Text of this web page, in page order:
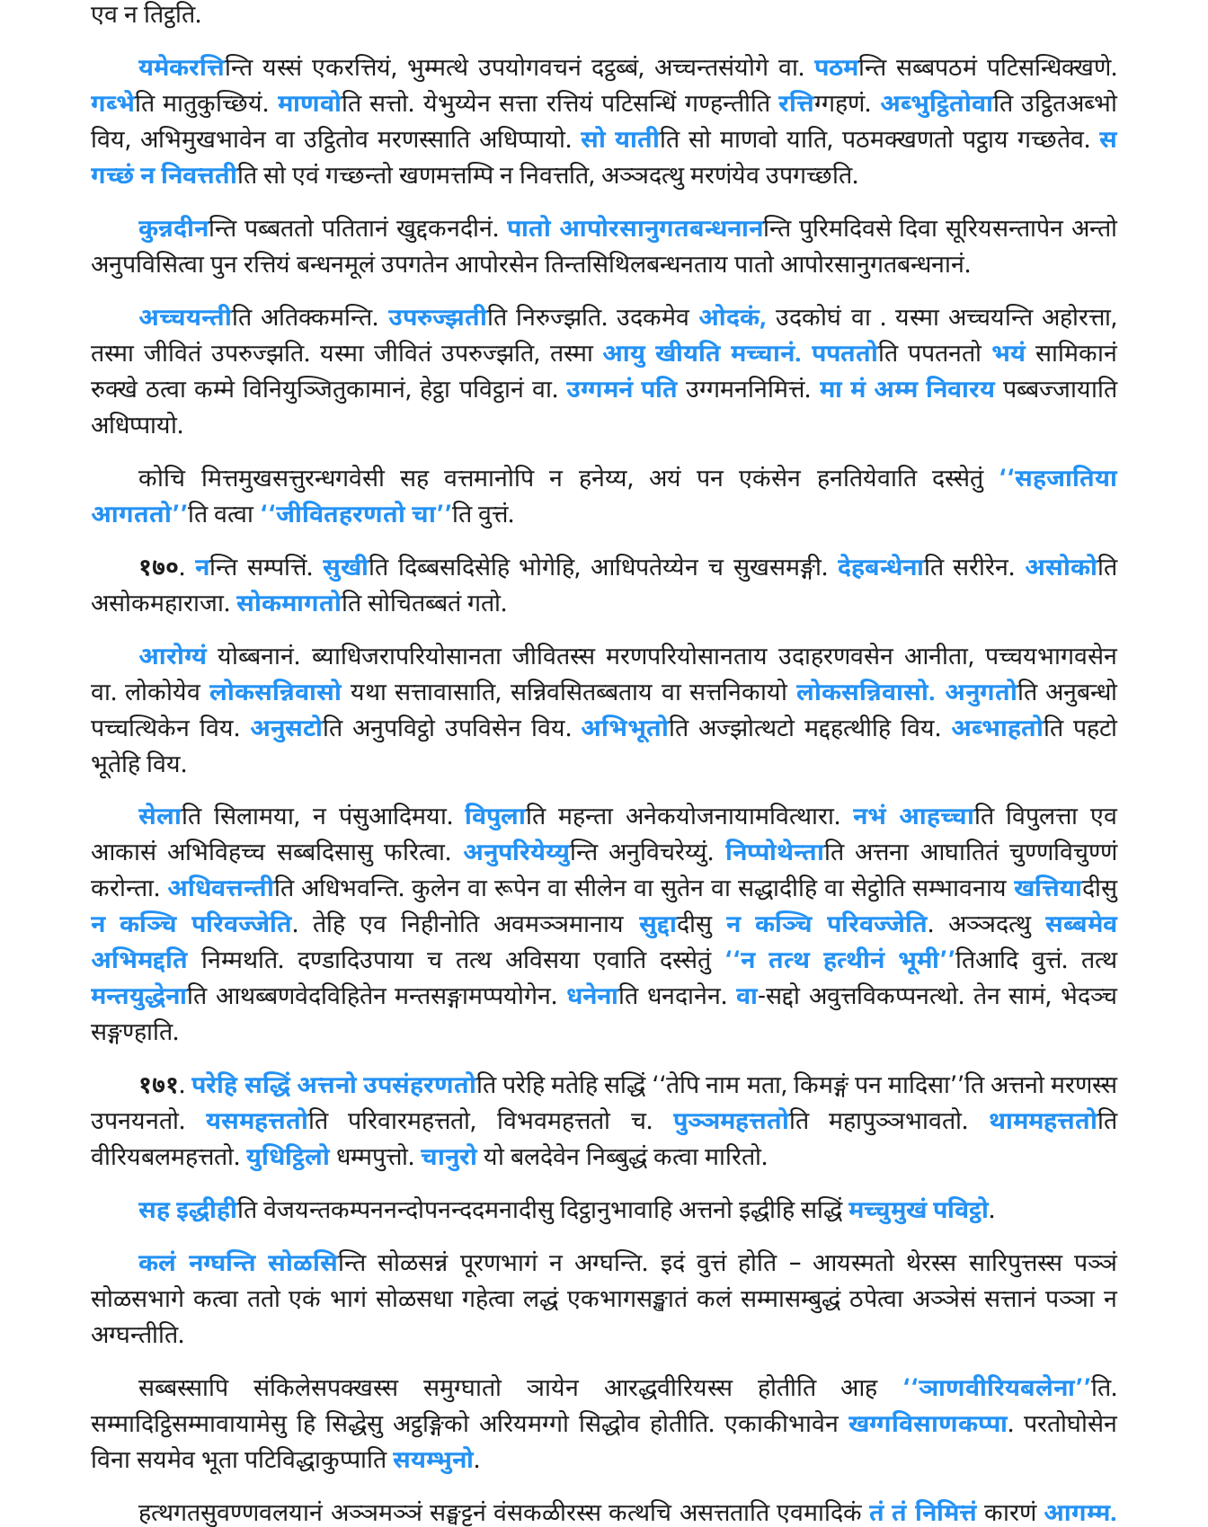
एव न तिट्ठति.
यमेकरत्तिन्ति यस्सं एकरत्तियं, भुम्मत्थे उपयोगवचनं दट्ठब्बं, अच्चन्तसंयोगे वा.पठमन्ति सब्बपठमं पटिसन्धिक्खणे.
गब्भेति मातुकुच्छियं. माणवोति सत्तो. येभुय्येन सत्ता रत्तियं पटिसन्धिं गण्हन्तीतिरत्तिग्गहणं. अब्भुट्ठितोवाति उट्ठितअब्भो
विय, अभिमुखभावेन वा उट्ठितोव मरणस्साति अधिप्पायो. सो यातीति सो माणवो याति, पठमक्खणतो पट्ठाय गच्छतेव.स
गच्छं न निवत्ततीति सो एवं गच्छन्तो खणमत्तम्पि न निवत्तति, अञ्ञदत्थु मरणंयेव उपगच्छति.
कुन्नदीनन्ति पब्बततो पतितानं खुद्दकनदीनं. पातो आपोरसानुगतबन्धनानन्ति पुरिमदिवसे दिवा सूरियसन्तापेन अन्तो
अनुपविसित्वा पुन रत्तियं बन्धनमूलं उपगतेन आपोरसेन तिन्तसिथिलबन्धनताय पातो आपोरसानुगतबन्धनानं.
अच्चयन्तीति अतिक्कमन्ति. उपरुज्झतीति निरुज्झति. उदकमेव ओदकं, उदकोघं वा . यस्मा अच्चयन्ति अहोरत्ता,
तस्मा जीवितं उपरुज्झति. यस्मा जीवितं उपरुज्झति, तस्मा आयु खीयति मच्चानं. पपततोति पपतनतो भयंसामिकानं
रुक्खे ठत्वा कम्मे विनियुञ्जितुकामानं, हेट्ठा पविट्ठानं वा. उग्गमनं पति उग्गमननिमित्तं. मा मं अम्म निवारयपब्बज्जायाति
अधिप्पायो.
कोचि मित्तमुखसत्तुरन्धगवेसी सह वत्तमानोपि न हनेय्य, अयं पन एकंसेन हनतियेवाति दस्सेतुं ‘‘सहजातिया
आगततो’’ति वत्वा ‘‘जीवितहरणतो चा’’ति वुत्तं.
१७०.नन्ति सम्पत्तिं. सुखीति दिब्बसदिसेहि भोगेहि, आधिपतेय्येन च सुखसमङ्गी. देहबन्धेनाति सरीरेन. असोकोति
असोकमहाराजा. सोकमागतोति सोचितब्बतं गतो.
आरोग्यंयोब्बनानं. ब्याधिजरापरियोसानता जीवितस्स मरणपरियोसानताय उदाहरणवसेन आनीता, पच्चयभागवसेन
वा. लोकोयेवलोकसन्निवासोयथा सत्तावासाति, सन्निवसितब्बताय वा सत्तनिकायो लोकसन्निवासो. अनुगतोति अनुबन्धो
पच्चत्थिकेन विय. अनुसटोति अनुपविट्ठो उपविसेन विय. अभिभूतोति अज्झोत्थटो मद्दहत्थीहि विय. अब्भाहतोति पहटो
भूतेहि विय.
सेलाति सिलामया, न पंसुआदिमया.विपुलाति महन्ता अनेकयोजनायामवित्थारा. नभं आहच्चाति विपुलत्ता एव
आकासं अभिविहच्च सब्बदिसासु फरित्वा. अनुपरियेय्युन्ति अनुविचरेय्युं. निप्पोथेन्ताति अत्तना आघातितं चुण्णविचुण्णं
करोन्ता. अधिवत्तन्तीति अधिभवन्ति. कुलेन वा रूपेन वा सीलेन वा सुतेन वा सद्धादीहि वा सेट्ठोति सम्भावनायखत्तियादीसु
न कञ्चि परिवज्जेति. तेहि एव निहीनोति अवमञ्ञमानाय सुद्दादीसु न कञ्चि परिवज्जेति. अञ्ञदत्थुसब्बमेव
अभिमद्दतिनिम्मथति. दण्डादिउपाया च तत्थ अविसया एवाति दस्सेतुं ‘‘न तत्थ हत्थीनं भूमी’’तिआदि वुत्तं. तत्थ
मन्तयुद्धेनाति आथब्बणवेदविहितेन मन्तसङ्गामप्पयोगेन. धनेनाति धनदानेन. वा-सद्दो अवुत्तविकप्पनत्थो. तेन सामं, भेदञ्च
सङ्गण्हाति.
१७१.परेहि सद्धिं अत्तनो उपसंहरणतोति परेहि मतेहि सद्धिं ‘‘तेपि नाम मता, किमङ्गंपन मादिसा’’ति अत्तनो मरणस्स
उपनयनतो. यसमहत्ततोति परिवारमहत्ततो, विभवमहत्ततो च. पुञ्ञमहत्ततोति महापुञ्ञभावतो. थाममहत्ततोति
वीरियबलमहत्ततो. युधिट्ठिलोधम्मपुत्तो. चानुरोयो बलदेवेन निब्बुद्धं कत्वा मारितो.
सह इद्धीहीति वेजयन्तकम्पननन्दोपनन्ददमनादीसु दिट्ठानुभावाहि अत्तनो इद्धीहि सद्धिंमच्चुमुखं पविट्ठो.
कलं नग्घन्ति सोळसिन्ति सोळसन्नं पूरणभागं न अग्घन्ति. इदं वुत्तं होति – आयस्मतो थेरस्स सारिपुत्तस्स पञ्ञं
सोळसभागे कत्वा ततो एकं भागं सोळसधा गहेत्वा लद्धं एकभागसङ्खातं कलं सम्मासम्बुद्धं ठपेत्वा अञ्ञेसं सत्तानं पञ्ञा न
अग्घन्तीति.
सब्बस्सापि संकिलेसपक्खस्स समुग्घातो ञायेन आरद्धवीरियस्स होतीति आह ‘‘ञाणवीरियबलेना’’ति.
सम्मादिट्ठिसम्मावायामेसु हि सिद्धेसु अट्ठङ्गिको अरियमग्गो सिद्धोव होतीति. एकाकीभावेनखग्गविसाणकप्पा. परतोघोसेन
विना सयमेव भूता पटिविद्धाकुप्पातिसयम्भुनो.
हत्थगतसुवण्णवलयानं अञ्ञमञ्ञं सङ्घट्टनं वंसकळीरस्स कत्थचि असत्तताति एवमादिकंतं तं निमित्तंकारणं आगम्म.